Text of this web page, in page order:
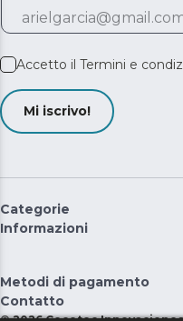
Accetto il Termini e
Mi iscrivo!
Categorie
Informazioni
Metodi di pagamento
Contatto